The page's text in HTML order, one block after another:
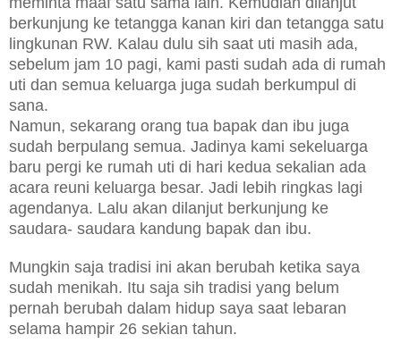
berkunjung ke tetangga kanan kiri dan tetangga satu
lingkunan RW. Kalau dulu sih saat uti masih ada,
sebelum jam 10 pagi, kami pasti sudah ada di rumah
uti dan semua keluarga juga sudah berkumpul di
sana.
Namun, sekarang orang tua bapak dan ibu juga
sudah berpulang semua. Jadinya kami sekeluarga
baru pergi ke rumah uti di hari kedua sekalian ada
acara reuni keluarga besar. Jadi lebih ringkas lagi
agendanya. Lalu akan dilanjut berkunjung ke
saudara- saudara kandung bapak dan ibu.
Mungkin saja tradisi ini akan berubah ketika saya
sudah menikah. Itu saja sih tradisi yang belum
pernah berubah dalam hidup saya saat lebaran
selama hampir 26 sekian tahun.